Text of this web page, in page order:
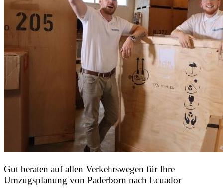
Gut beraten auf allen Verkehrswegen für Ihre
Umzugsplanung von Paderborn nach Ecuador